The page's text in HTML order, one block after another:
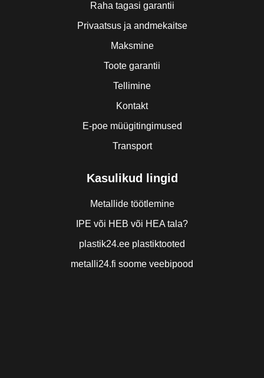
Raha tagasi garantii
Privaatsus ja andmekaitse
Maksmine
Toote garantii
Tellimine
Kontakt
E-poe müügitingimused
Transport
Kasulikud lingid
Metallide töötlemine
IPE või HEB või HEA tala?
plastik24.ee plastiktooted
metalli24.fi soome veebipood